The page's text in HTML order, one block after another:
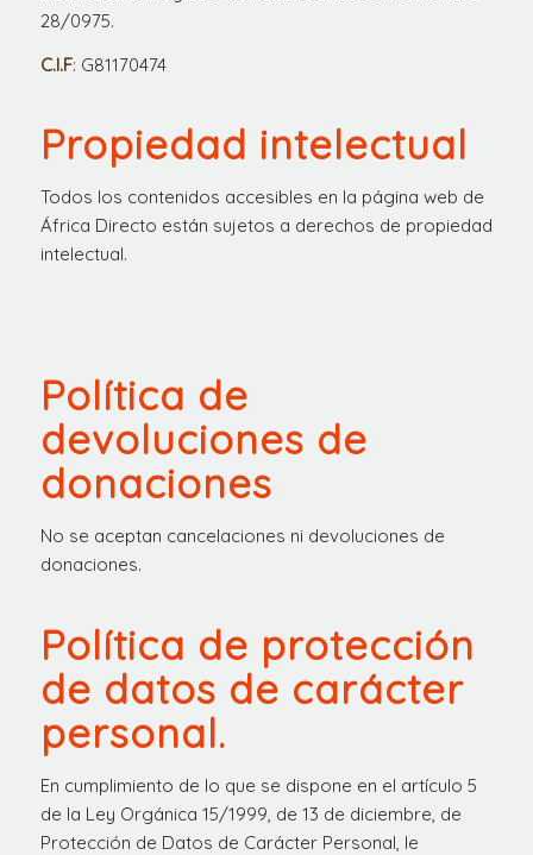
28/0975.
C.I.F: G81170474
Propiedad intelectual
Todos los contenidos accesibles en la página web de
África Directo están sujetos a derechos de propiedad
intelectual.
Política de
devoluciones de
donaciones
No se aceptan cancelaciones ni devoluciones de
donaciones.
Política de protección
de datos de carácter
personal.
En cumplimiento de lo que se dispone en el artículo 5
de la Ley Orgánica 15/1999, de 13 de diciembre, de
Protección de Datos de Carácter Personal, le